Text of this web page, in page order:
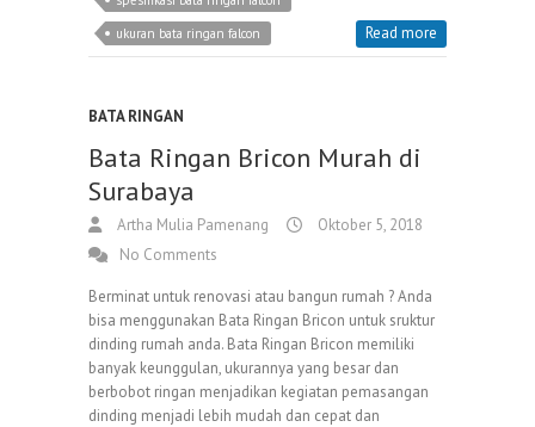
ukuran bata ringan falcon
Read more
BATA RINGAN
Bata Ringan Bricon Murah di
Surabaya
Artha Mulia Pamenang
Oktober 5, 2018
No Comments
Berminat untuk renovasi atau bangun rumah ? Anda
bisa menggunakan Bata Ringan Bricon untuk sruktur
dinding rumah anda. Bata Ringan Bricon memiliki
banyak keunggulan, ukurannya yang besar dan
berbobot ringan menjadikan kegiatan pemasangan
dinding menjadi lebih mudah dan cepat dan